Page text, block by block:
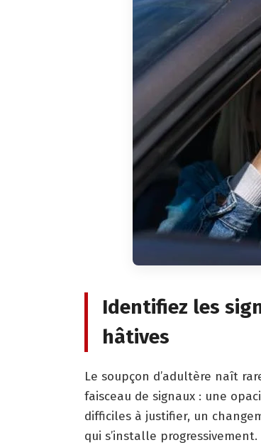
Identifiez les
hâtives
Le soupçon d’adultère naît
faisceau de signaux : une
difficiles à justifier, un
qui s’installe